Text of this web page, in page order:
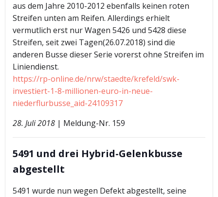
aus dem Jahre 2010-2012 ebenfalls keinen roten
Streifen unten am Reifen. Allerdings erhielt
vermutlich erst nur Wagen 5426 und 5428 diese
Streifen, seit zwei Tagen(26.07.2018) sind die
anderen Busse dieser Serie vorerst ohne Streifen im
Liniendienst.
https://rp-online.de/nrw/staedte/krefeld/swk-
investiert-1-8-millionen-euro-in-neue-
niederflurbusse_aid-24109317
28. Juli 2018 | Meldung-Nr. 159
5491 und drei Hybrid-Gelenkbusse
abgestellt
5491 wurde nun wegen Defekt abgestellt, seine